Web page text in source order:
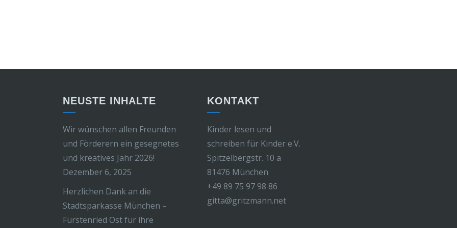
NEUSTE INHALTE
Wir wünschen allen Freunden
und Förderern ein gesegnetes
und kreatives Jahr 2026!
Dezember 6, 2025
Herzlichen Dank an die
Stadtsparkasse München –
Fürstenried Ost für ihre
KONTAKT
Kinder lesen und
schreiben für Kinder e.V.
Spitzelbergstr. 10 a
81476 München
+49 89 75 97 98 86
gitta@gritzmann.net